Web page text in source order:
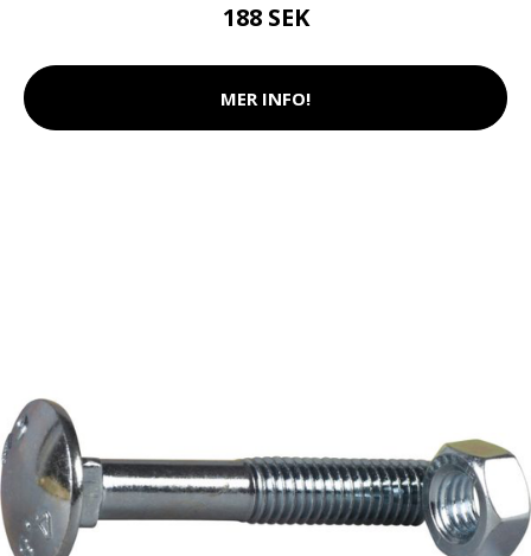
188 SEK
MER INFO!